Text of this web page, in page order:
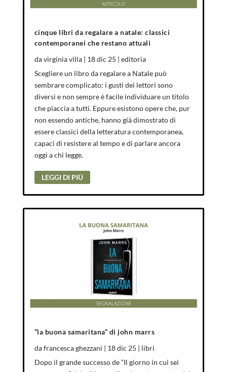
cinque libri da regalare a natale: classici
contemporanei che restano attuali
davirginia villa| 18 dic 25 | editoria
Scegliere un libro da regalare a Natale può
sembrare complicato: i gusti dei lettori sono
diversi e non sempre è facile individuare un titolo
che piaccia a tutti. Eppure esistono opere che, pur
non essendo antiche, hanno già dimostrato di
essere classici della letteratura contemporanea,
capaci di resistere al tempo e di parlare ancora
oggi a chi legge.
LEGGI DI PIÙ
“la buona samaritana” di john marrs
dafrancesca ghezzani | 18 dic 25 | libri
Dopo il grande successo de “Il giorno in cui sei